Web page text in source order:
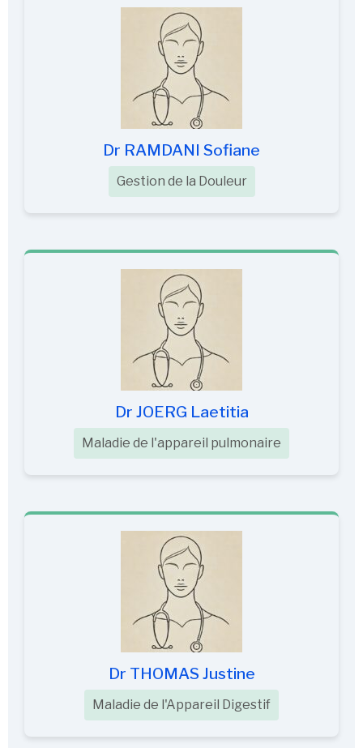
Dr RAMDANI Sofiane
Gestion de la Douleur
Dr JOERG Laetitia
Maladie de l'appareil pulmonaire
Dr THOMAS Justine
Maladie de l'Appareil Digestif